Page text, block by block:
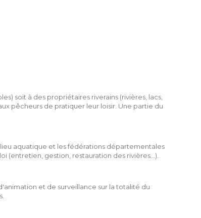
soit à des propriétaires riverains (rivières, lacs,
pêcheurs de pratiquer leur loisir. Une partie du
aquatique et les fédérations départementales
(entretien, gestion, restauration des rivières...).
et de surveillance sur la totalité du